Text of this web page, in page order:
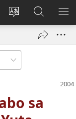
Ilisi
pinulongan
sa
site
Log
ug
Pangitaa
sa
JW.ORG
sa